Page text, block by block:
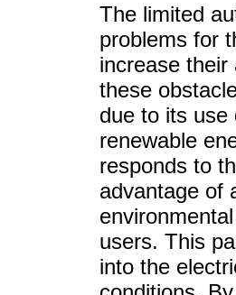
The limited
problems for
increase their
these
due to its use
renewable
responds to
advantage of
users. This
into the